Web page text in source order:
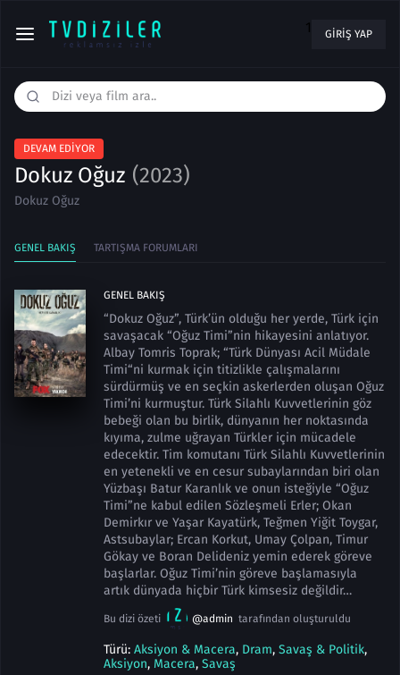
1 GIRIŞ YAP
DEVAM EDIYOR
Dokuz Oğuz (2023)
Dokuz Oğuz
GENEL BAKIŞ TARTIŞMA FORUMLARI
GENEL BAKIŞ
“Dokuz Oğuz”, Türk’ün olduğu her yerde, Türk için
savaşacak “Oğuz Timi”nin hikayesini anlatıyor.
Albay Tomris Toprak; “Türk Dünyası Acil Müdale
Timi“ni kurmak için titizlikle çalışmalarını
sürdürmüş ve en seçkin askerlerden oluşan Oğuz
Timi’ni kurmuştur. Türk Silahlı Kuvvetlerinin göz
bebeği olan bu birlik, dünyanın her noktasında
kıyıma, zulme uğrayan Türkler için mücadele
edecektir. Tim komutanı Türk Silahlı Kuvvetlerinin
en yetenekli ve en cesur subaylarından biri olan
Yüzbaşı Batur Karanlık ve onun isteğiyle “Oğuz
Timi”ne kabul edilen Sözleşmeli Erler; Okan
Demirkır ve Yaşar Kayatürk, Teğmen Yiğit Toygar,
Astsubaylar; Ercan Korkut, Umay Çolpan, Timur
Gökay ve Boran Delideniz yemin ederek göreve
başlarlar. Oğuz Timi’nin göreve başlamasıyla
artık dünyada hiçbir Türk kimsesiz değildir…
Bu dizi özeti @admin tarafından oluşturuldu
Türü: Aksiyon & Macera, Dram, Savaş & Politik,
Aksiyon, Macera, Savaş